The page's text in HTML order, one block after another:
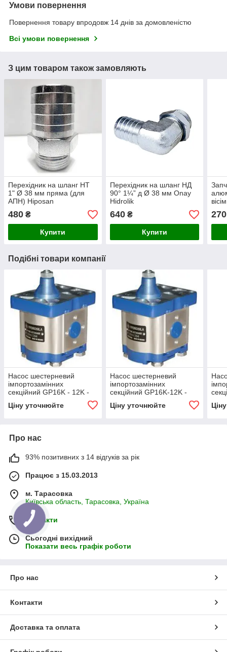
Умови повернення
Повернення товару впродовж 14 днів за домовленістю
Всі умови повернення
З цим товаром також замовляють
Перехідник на шланг НТ
1" Ø 38 мм пряма (для
АПН) Hiposan
480 ₴
Купити
Перехідник на шланг НД
90° 1¼” д Ø 38 мм Onay
Hidrolik
640₴
Купити
270
Подібні товари компанії
Насос шестерневий
імпортозамінних
секційний GP16K - 12K -
Ціну уточнюйте
Насос шестерневий
імпортозамінних
секційний GP16K-12K -
Ціну уточнюйте
Про нас
93% позитивних з 14 відгуків за рік
Працює з 15.03.2013
м. Тарасовка
Київська область, Тарасовка, Україна
Контакти
Сьогодні вихідний
Показати весь графік роботи
Про нас
Контакти
Доставка та оплата